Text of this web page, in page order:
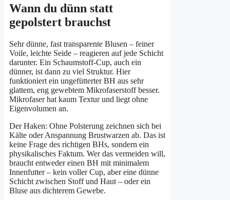
Wann du dünn statt
gepolstert brauchst
Sehr dünne, fast transparente Blusen – feiner
Voile, leichte Seide – reagieren auf jede Schicht
darunter. Ein Schaumstoff-Cup, auch ein
dünner, ist dann zu viel Struktur. Hier
funktioniert ein ungefütterter BH aus sehr
glattem, eng gewebtem Mikrofaserstoff besser.
Mikrofaser hat kaum Textur und liegt ohne
Eigenvolumen an.
Der Haken: Ohne Polsterung zeichnen sich bei
Kälte oder Anspannung Brustwarzen ab. Das ist
keine Frage des richtigen BHs, sondern ein
physikalisches Faktum. Wer das vermeiden will,
braucht entweder einen BH mit minimalem
Innenfutter – kein voller Cup, aber eine dünne
Schicht zwischen Stoff und Haut – oder ein
Bluse aus dichterem Gewebe.